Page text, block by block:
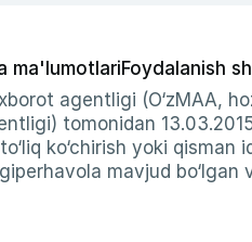
ma'lumotlariFoydalanish
agentligi (O‘zMAA,
tomonidan
ko‘chirish yoki
mavjud